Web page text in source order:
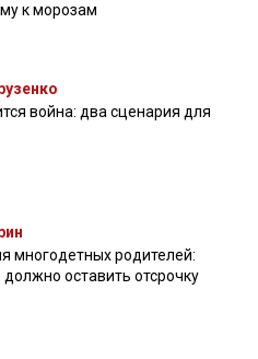
к морозам
война: два сценария для
многодетных родителей:
должно оставить отсрочку